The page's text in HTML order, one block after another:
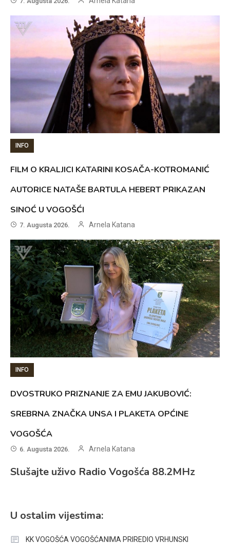
INFO
FILM O KRALJICI KATARINI KOSAČA-KOTROMANIĆ
AUTORICE NATAŠE BARTULA HEBERT PRIKAZAN
SINOĆ U VOGOŠĆI
7. Augusta 2026. Arnela Katana
INFO
DVOSTRUKO PRIZNANJE ZA EMU JAKUBOVIĆ:
SREBRNA ZNAČKA UNSA I PLAKETA OPĆINE
VOGOŠĆA
6. Augusta 2026. Arnela Katana
Slušajte uživo Radio Vogošća 88.2MHz
U ostalim vijestima:
KK VOGOŠĆA VOGOŠĆANIMA PRIREDIO VRHUNSKI